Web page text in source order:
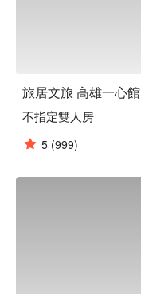
旅居文旅 高雄一心館
不指定雙人房
5 (999)